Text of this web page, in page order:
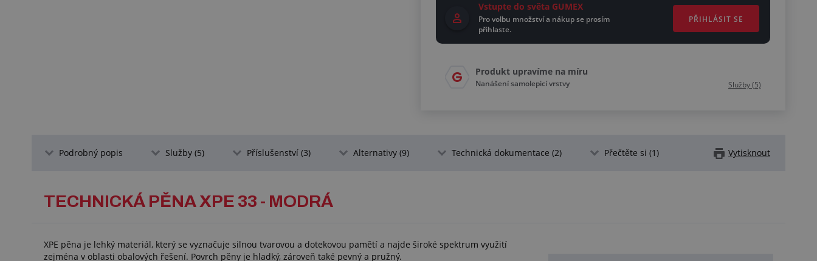
Vstupte do světa GUMEX
Pro volbu množství a nákup se prosím
přihlaste.
PŘIHLÁSIT SE
Produkt upravíme na míru
Nanášení samolepicí vrstvy Služby (5)
Podrobný popis Služby (5) Příslušenství (3) Alternativy (9) Technická dokumentace (2) Přečtěte si (1) Vytisknout
TECHNICKÁ PĚNA XPE 33 - MODRÁ
XPE pěna je lehký materiál, který se vyznačuje silnou tvarovou a dotekovou pamětí a najde široké spektrum využití
zejména v oblasti obalových řešení. Povrch pěny je hladký, zároveň také pevný a pružný.